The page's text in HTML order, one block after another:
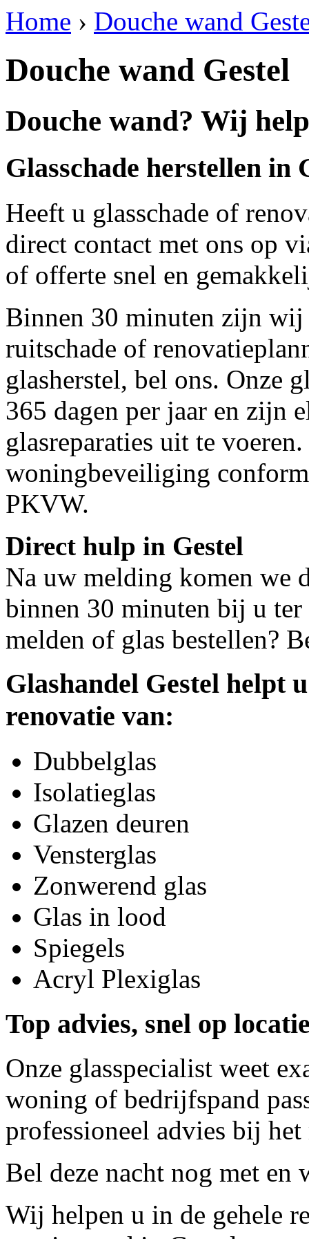
Home › Douche wand
Douche wand Gestel
Douche wand? Wij
Glasschade herstellen in
Heeft u glasschade of
direct contact met ons op
of offerte snel en
Binnen 30 minuten zijn wij
ruitschade of
glasherstel, bel ons. Onze
365 dagen per jaar en zijn
glasreparaties uit te
woningbeveiliging
PKVW.
Direct hulp in Gestel
Na uw melding komen we
binnen 30 minuten bij u ter
melden of glas bestellen?
Glashandel Gestel helpt
renovatie van:
Dubbelglas
Isolatieglas
Glazen deuren
Vensterglas
Zonwerend glas
Glas in lood
Spiegels
Acryl Plexiglas
Top advies, snel op
Onze glasspecialist weet
woning of bedrijfspand
professioneel advies bij
Bel deze nacht nog met en
Wij helpen u in de gehele